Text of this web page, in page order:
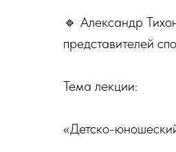
🔹 Александр
представителей
Тема лекции:
«Детско-